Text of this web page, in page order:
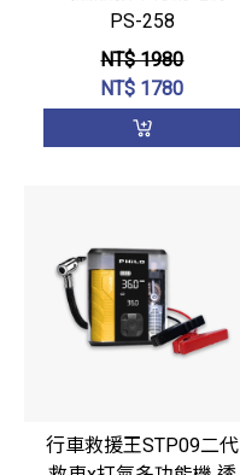
PS-258
NT$ 1980
NT$ 1780
行車救援王STP09二代